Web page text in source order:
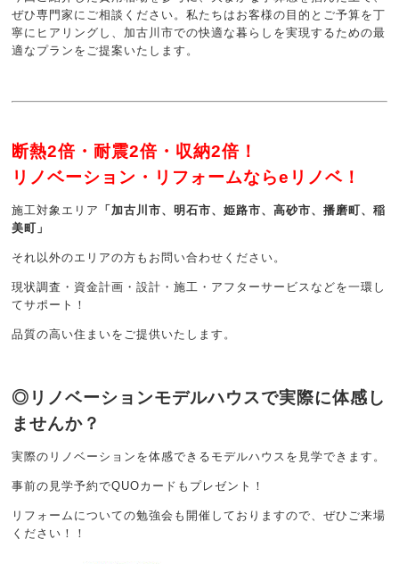
ぜひ専門家にご相談ください。私たちはお客様の目的とご予算を丁
寧にヒアリングし、加古川市での快適な暮らしを実現するための最
適なプランをご提案いたします。
断熱2倍・耐震2倍・収納2倍！
リノベーション・リフォームならeリノベ！
施工対象エリア 「加古川市、明石市、姫路市、高砂市、播磨町、稲
美町」
それ以外のエリアの方もお問い合わせください。
現状調査・資金計画・設計・施工・アフターサービスなどを一環し
てサポート！
品質の高い住まいをご提供いたします。
◎リノベーションモデルハウスで実際に体感し
ませんか？
実際のリノベーションを体感できるモデルハウスを見学できます。
事前の見学予約でQUOカードもプレゼント！
リフォームについての勉強会も開催しておりますので、ぜひご来場
ください！！